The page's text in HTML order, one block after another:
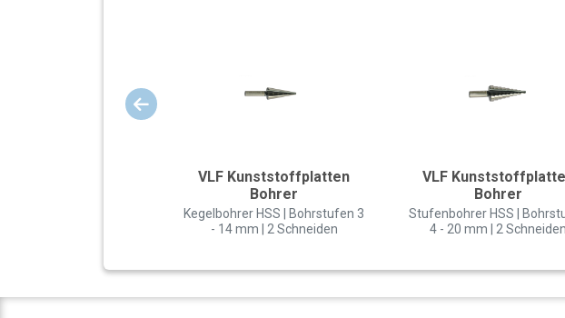
VLF Kunststoffplatten
Bohrer
Kegelbohrer HSS | Bohrstufen 3
- 14 mm | 2 Schneiden
VLF
Bohrer
Stufenbohrer HSS |
4 - 20 mm | 2 Schneiden